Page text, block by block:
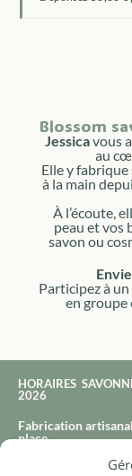
Blossom
Jessicavous
au
Elle y
à la main
À l’écoute,
peau et vos
savon ou
Participez à un
en groupe
HORAIRES
2026
Fabrication
place
65 rue du port à